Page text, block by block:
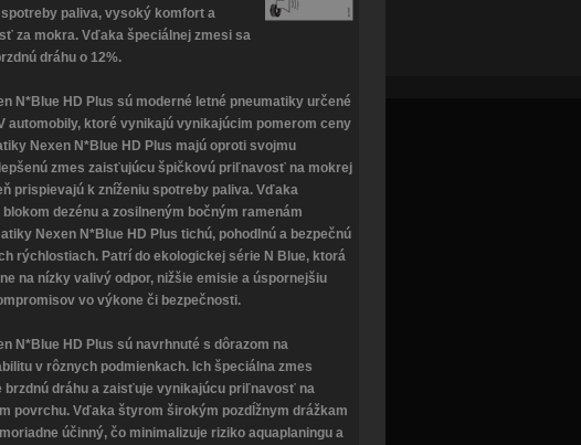
paliva, vysoký komfort a
za mokra. Vďaka špeciálnej zmesi sa
dráhu o 12%.
N*Blue HD Plus sú moderné letné pneumatiky určené
automobily, ktoré vynikajú vynikajúcim pomerom ceny
Nexen N*Blue HD Plus majú oproti svojmu
zmes zaisťujúcu špičkovú priľnavosť na mokrej
prispievajú k zníženiu spotreby paliva. Vďaka
dezénu a zosilneným bočným ramenám
Nexen N*Blue HD Plus tichú, pohodlnú a bezpečnú
rýchlostiach. Patrí do ekologickej série N Blue, ktorá
na nízky valivý odpor, nižšie emisie a úspornejšiu
vo výkone či bezpečnosti.
N*Blue HD Plus sú navrhnuté s dôrazom na
v rôznych podmienkach. Ich špeciálna zmes
brzdnú dráhu a zaisťuje vynikajúcu priľnavosť na
povrchu. Vďaka štyrom širokým pozdĺžnym drážkam
účinný, čo minimalizuje riziko aquaplaningu a